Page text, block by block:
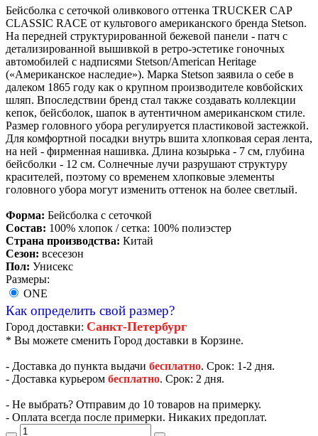
Бейсболка с сеточкой оливкового оттенка TRUCKER CAP
CLASSIC RACE от культового американского бренда Stetson.
На передней структурированной бежевой панели - патч c
детализированной вышивкой в ретро-эстетике гоночных
автомобилей с надписями Stetson/American Heritage
(«Американское наследие»). Марка Stetson заявила о себе в
далеком 1865 году как о крупном производителе ковбойских
шляп. Впоследствии бренд стал также создавать коллекции
кепок, бейсболок, шапок в аутентичном американском стиле.
Размер головного убора регулируется пластиковой застежкой.
Для комфортной посадки внутрь вшита хлопковая серая лента,
на ней - фирменная нашивка. Длина козырька - 7 см, глубина
бейсболки - 12 см. Солнечные лучи разрушают структуру
красителей, поэтому со временем хлопковые элементы
головного убора могут изменить оттенок на более светлый.
Форма: Бейсболка с сеточкой
Состав: 100% хлопок / сетка: 100% полиэстер
Страна производства: Китай
Сезон: всесезон
Пол: Унисекс
Размеры:
ONE
Как определить свой размер?
Город доставки: Санкт-Петербург
* Вы можете сменить Город доставки в Корзине.
- Доставка до пункта выдачи бесплатно. Срок: 1-2 дня.
- Доставка курьером бесплатно. Срок: 2 дня.
- Не выбрать? Отправим до 10 товаров на примерку.
- Оплата всегда после примерки. Никаких предоплат.